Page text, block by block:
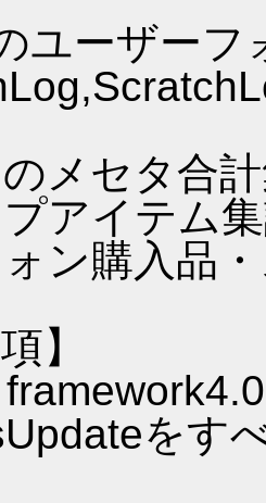
ユーザー
のメセタ合
プアイテム
ォン購入品
】
をす